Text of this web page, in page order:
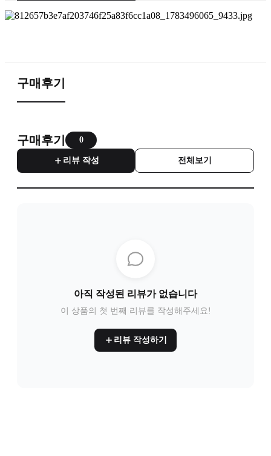
구매후기
구매후기 0
리뷰 작성 전체보기
아직 작성된 리뷰가 없습니다
이 상품의 첫 번째 리뷰를 작성해주세요!
리뷰 작성하기